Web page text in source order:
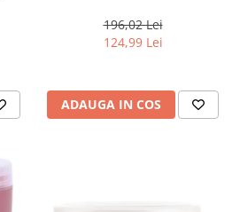
196,02 Lei
124,99 Lei
ADAUGA IN COS